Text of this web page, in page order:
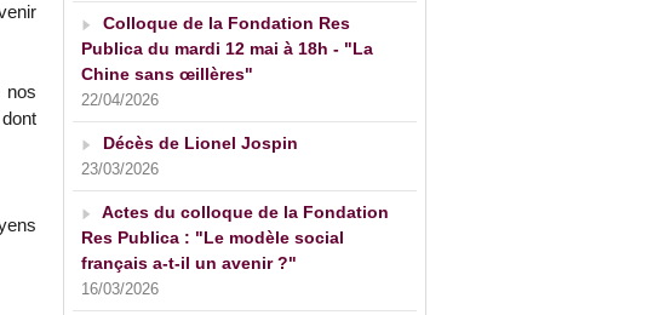
nos
Colloque de la Fondation Res
Publica du mardi 12 mai à 18h - "La
Chine sans œillères"
22/04/2026
Décès de Lionel Jospin
23/03/2026
Actes du colloque de la Fondation
Res Publica : "Le modèle social
français a-t-il un avenir ?"
16/03/2026